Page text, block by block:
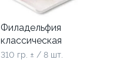
Филадельфия
классическая
310 гр. ± / 8 шт.